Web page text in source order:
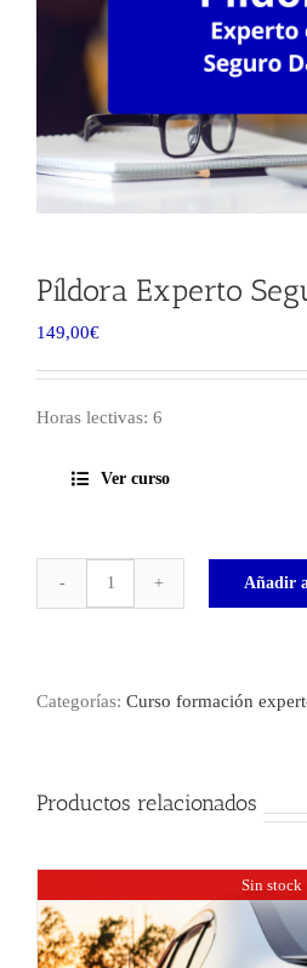
Píldora Experto
149,00€
Horas lectivas: 6
Ver curso
cantidad
Añadir
Categorías: Curso formación
Productos relacionados
Sin stock